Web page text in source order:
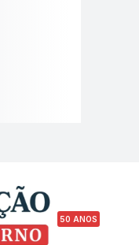
50 ANOS